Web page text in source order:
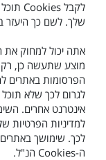
לקבל Cookies
שלך. לשם כך היעזר
אתה יכול למחוק את
מוצע שתעשה כן,
הפרסומות באתרים
לגרום לכך שלא
אינטרנט אחרים.
למדיניות הפרטיות
לכך. שימושך
ה-Cookies הנ"ל.